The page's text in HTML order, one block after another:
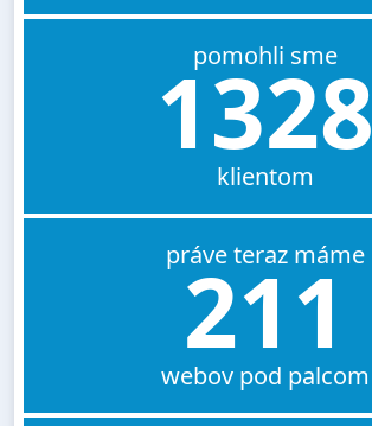
pomohli sme
1328
klientom
práve teraz máme
211
webov pod palcom